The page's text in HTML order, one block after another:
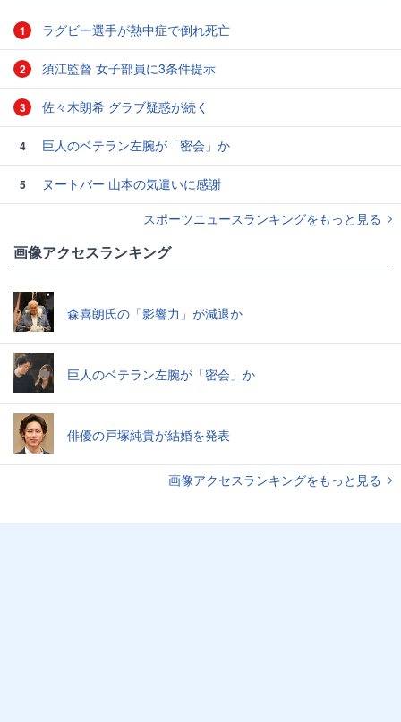
1 ラグビー選手が熱中症で倒れ死亡
2 須江監督 女子部員に3条件提示
3 佐々木朗希 グラブ疑惑が続く
4 巨人のベテラン左腕が「密会」か
5
ヌートバー 山本の気遣いに感謝
スポーツニュースランキングをもっと見る
画像アクセスランキング
森喜朗氏の「影響力」が減退か
巨人のベテラン左腕が「密会」か
俳優の戸塚純貴が結婚を発表
画像アクセスランキングをもっと見る